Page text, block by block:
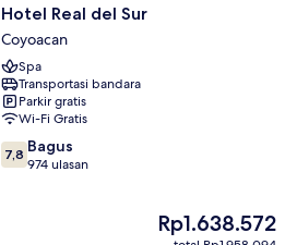
Hotel
Real
del
Sur
Coyoacan
Hotel Real del Sur
Coyoacan
Spa
Transportasi bandara
Parkir gratis
Wi-Fi Gratis
7.8
dari
7,8 Bagus
974 ulasan
Harga
sekarang
Rp1.638.572